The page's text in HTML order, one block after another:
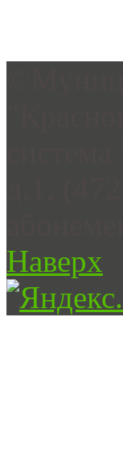
Наверх